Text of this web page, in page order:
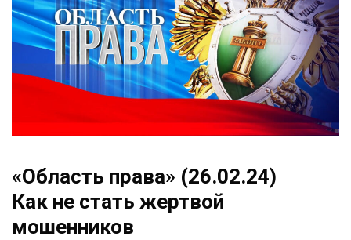
«Область права» (26.02.24)
Как не стать жертвой
мошенников